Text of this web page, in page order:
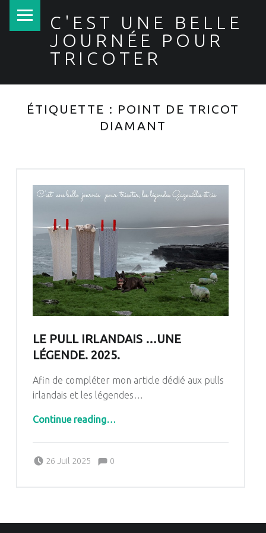
C'EST UNE BELLE
JOURNÉE POUR
TRICOTER
ÉTIQUETTE : POINT DE TRICOT
DIAMANT
LE PULL IRLANDAIS …UNE
LÉGENDE. 2025.
Afin de compléter mon article dédié aux pulls
irlandais et les légendes…
Continue reading“Le pull Irlandais …une légende. 2025.”
…
26 Juil 2025
Pascale G&-BdC-WKF
Comments:0